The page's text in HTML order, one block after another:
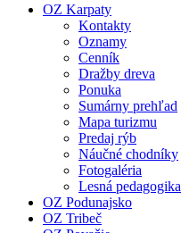
OZ Karpaty
Kontakty
Oznamy
Cenník
Dražby dreva
Ponuka
Sumárny prehľad
Mapa turizmu
Predaj rýb
Náučné chodníky
Fotogaléria
Lesná pedagogika
OZ Podunajsko
OZ Tribeč